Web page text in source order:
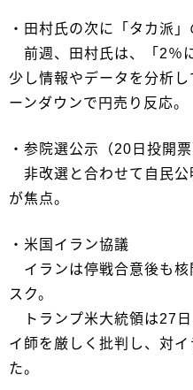
・田村氏の次に「タカ派
前週、田村氏は、「2％
少し情報やデータを分析
ーンダウンで円売り反応。
・参院選公示（20日投開票
非改選と合わせて自民公
が焦点。
・米国イラン協議
イランは停戦合意後も核
スク。
トランプ米大統領は27
イ師を厳しく批判し、対
た。